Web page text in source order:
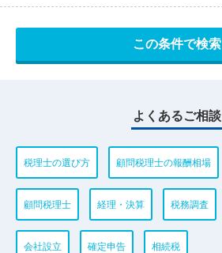
よくあるご相談
税理士の選び方 顧問税理士の報酬相場
顧問税理士 経理・決算 税務調査
会社設立 確定申告 相続税